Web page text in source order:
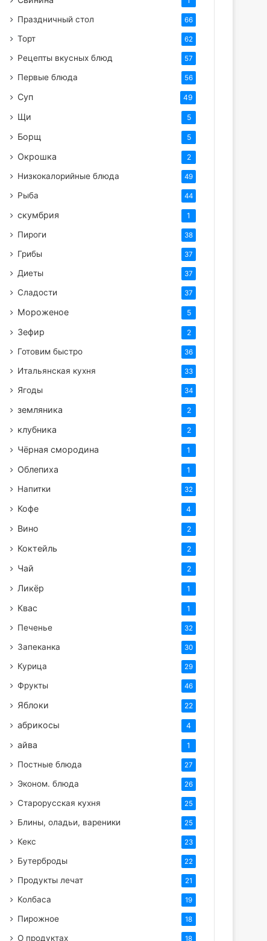
Праздничный стол 66
Торт 62
Рецепты вкусных блюд 57
Первые блюда 56
Суп 49
Щи 5
Борщ 5
Окрошка 2
Низкокалорийные блюда 49
Рыба 44
скумбрия 1
Пироги 38
Грибы 37
Диеты 37
Сладости 37
Мороженое 5
Зефир 2
Готовим быстро 36
Итальянская кухня 33
Ягоды 34
земляника 2
клубника 2
Чёрная смородина 1
Облепиха 1
Напитки 32
Кофе 4
Вино 2
Коктейль 2
Чай 2
Ликёр 1
Квас 1
Печенье 32
Запеканка 30
Курица 29
Фрукты 46
Яблоки 22
абрикосы 4
айва 1
Постные блюда 27
Эконом. блюда 26
Старорусская кухня 25
Блины, оладьи, вареники 25
Кекс 23
Бутерброды 22
Продукты лечат 21
Колбаса 19
Пирожное 18
О продуктах 18